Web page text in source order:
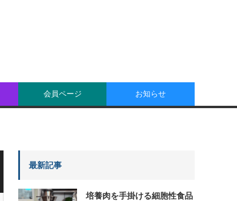
会員ページ お知らせ
最新記事
培養肉を手掛ける細胞性食品